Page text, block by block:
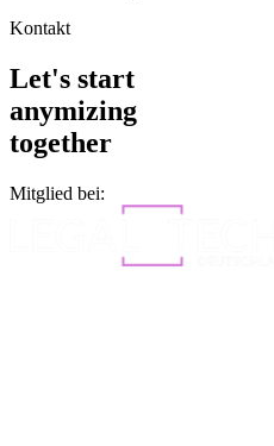
Kontakt
Let's start
anymizing
together
Mitglied bei: